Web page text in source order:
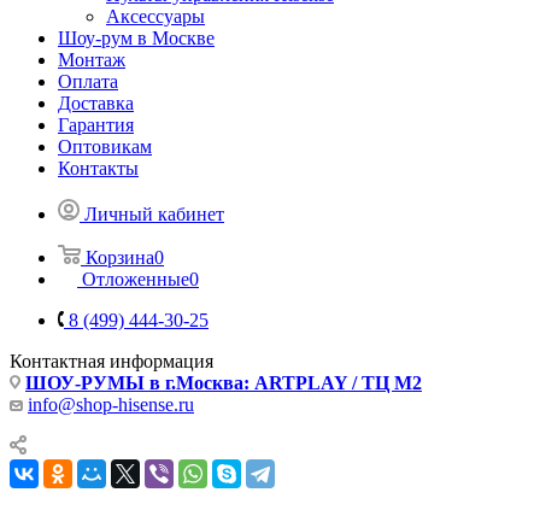
Аксессуары
Шоу-рум в Москве
Монтаж
Оплата
Доставка
Гарантия
Оптовикам
Контакты
Личный кабинет
Корзина0
Отложенные0
8 (499) 444-30-25
Контактная информация
ШОУ-РУМЫ в г.Москва: ARTPLAY / ТЦ М2
info@shop-hisense.ru